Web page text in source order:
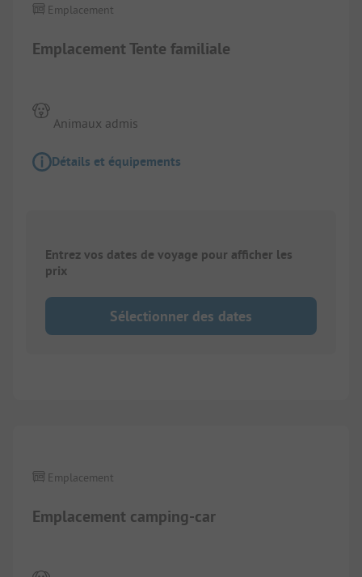
Emplacement Tente familiale
Emplacement
Animaux admis
Détails et équipements
Entrez vos dates de voyage pour afficher les
prix
Sélectionner des dates
Emplacement camping-car
Emplacement